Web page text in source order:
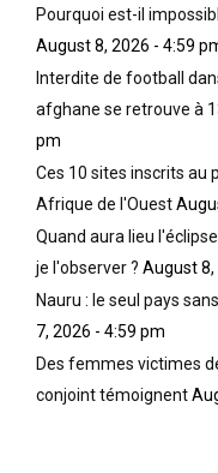
Pourquoi est-il
August 8, 2026 - 4:59
Interdite de football
afghane se retrouve à
pm
Ces 10 sites inscrits au
Afrique de l'Ouest
Quand aura lieu
je l'observer ? August 8,
Nauru : le seul pays
7, 2026 - 4:59 pm
Des femmes victimes
conjoint témoignent